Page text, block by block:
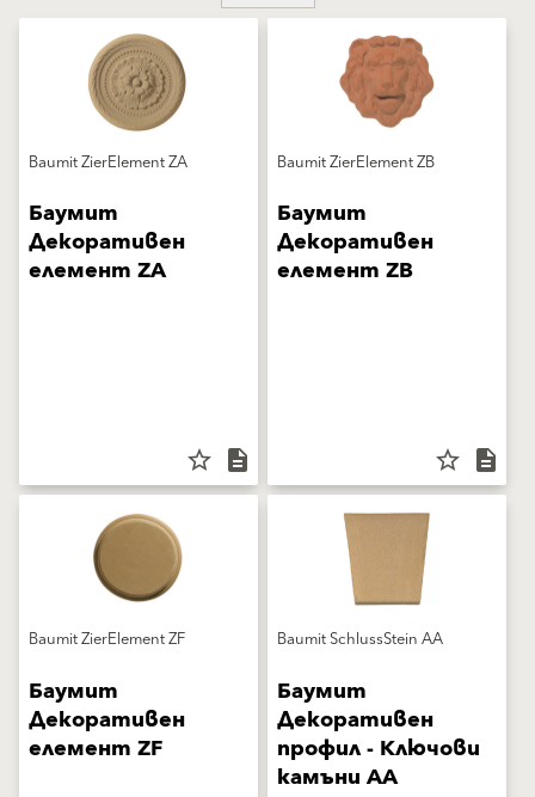
Baumit ZierElement ZA
Баумит
Декоративен
елемент ZA
star_border description
Baumit ZierElement ZB
Баумит
Декоративен
елемент ZB
star_border description
Baumit ZierElement ZF
Баумит
Декоративен
елемент ZF
Baumit SchlussStein AA
Баумит
Декоративен
профил - Ключови
камъни AA